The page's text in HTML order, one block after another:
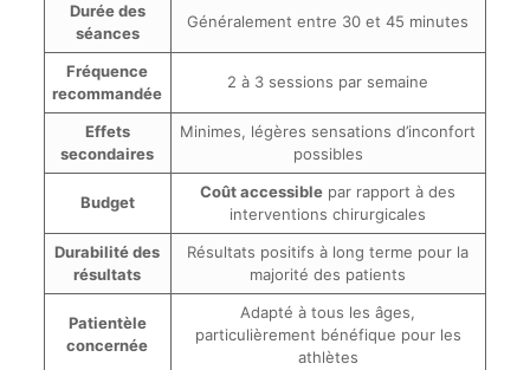
Durée des
séances
Généralement entre 30 et 45 minutes
Fréquence
recommandée
2 à 3 sessions par semaine
Effets
secondaires
Minimes, légères sensations d’inconfort
possibles
Budget
Coût accessible par rapport à des
interventions chirurgicales
Durabilité des
résultats
Résultats positifs à long terme pour la
majorité des patients
Patientèle
concernée
Adapté à tous les âges,
particulièrement bénéfique pour les
athlètes